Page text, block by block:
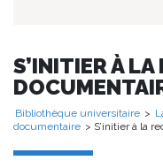
S’INITIER À LA
Bibliothèque universitaire >
documentaire > S’initier à la